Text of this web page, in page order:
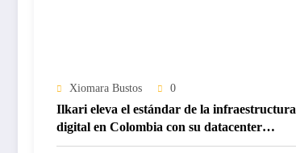
Xiomara Bustos 0
Ilkari eleva el estándar de la infraestructura
digital en Colombia con su datacenter
certificado Nivel IV de ICREA